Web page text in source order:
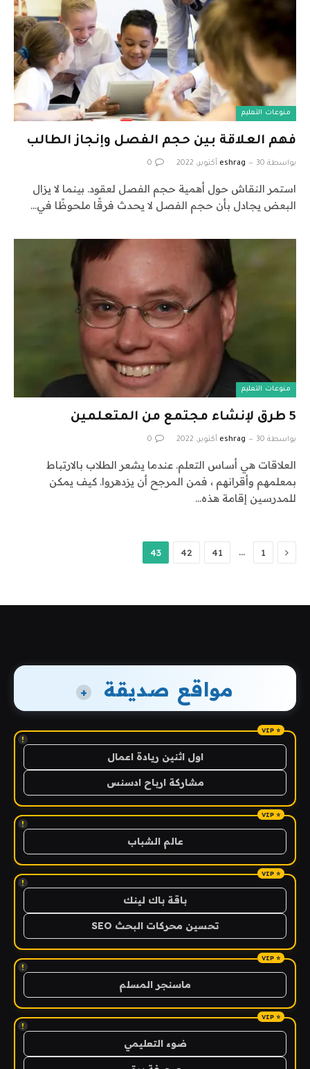
منوعات التعليم
فهم العلاقة بين حجم الفصل وإنجاز الطالب
بواسطة eshrag 30 أكتوبر، 2022 0
استمر النقاش حول أهمية حجم الفصل لعقود. بينما لا يزال
البعض يجادل بأن حجم الفصل لا يحدث فرقًا ملحوظًا في…
منوعات التعليم
5 طرق لإنشاء مجتمع من المتعلمين
بواسطة eshrag 30 أكتوبر، 2022 0
العلاقات هي أساس التعلم. عندما يشعر الطلاب بالارتباط
بمعلمهم وأقرانهم ، فمن المرجح أن يزدهروا. كيف يمكن
للمدرسين إقامة هذه…
السابق
1
…
41
42
43
مواقع صديقة +
!
اول اثنين ريادة اعمال
مشاركة ارباح ادسنس
!
عالم الشباب
!
باقة باك لينك
تحسين محركات البحث SEO
!
ماسنجر المسلم
!
ضوء التعليمي